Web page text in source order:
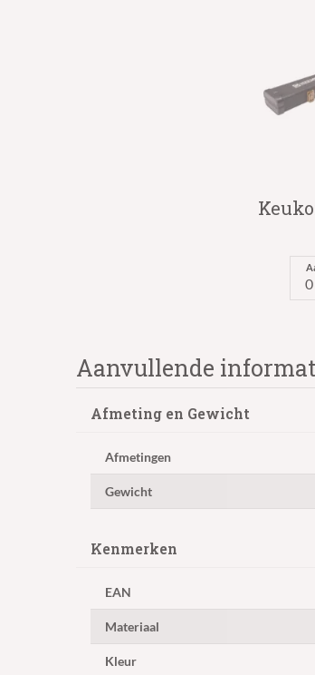
Aanvullende
Afmeting en Gewicht
Afmetingen
Gewicht
Kenmerken
EAN
Materiaal
Kleur